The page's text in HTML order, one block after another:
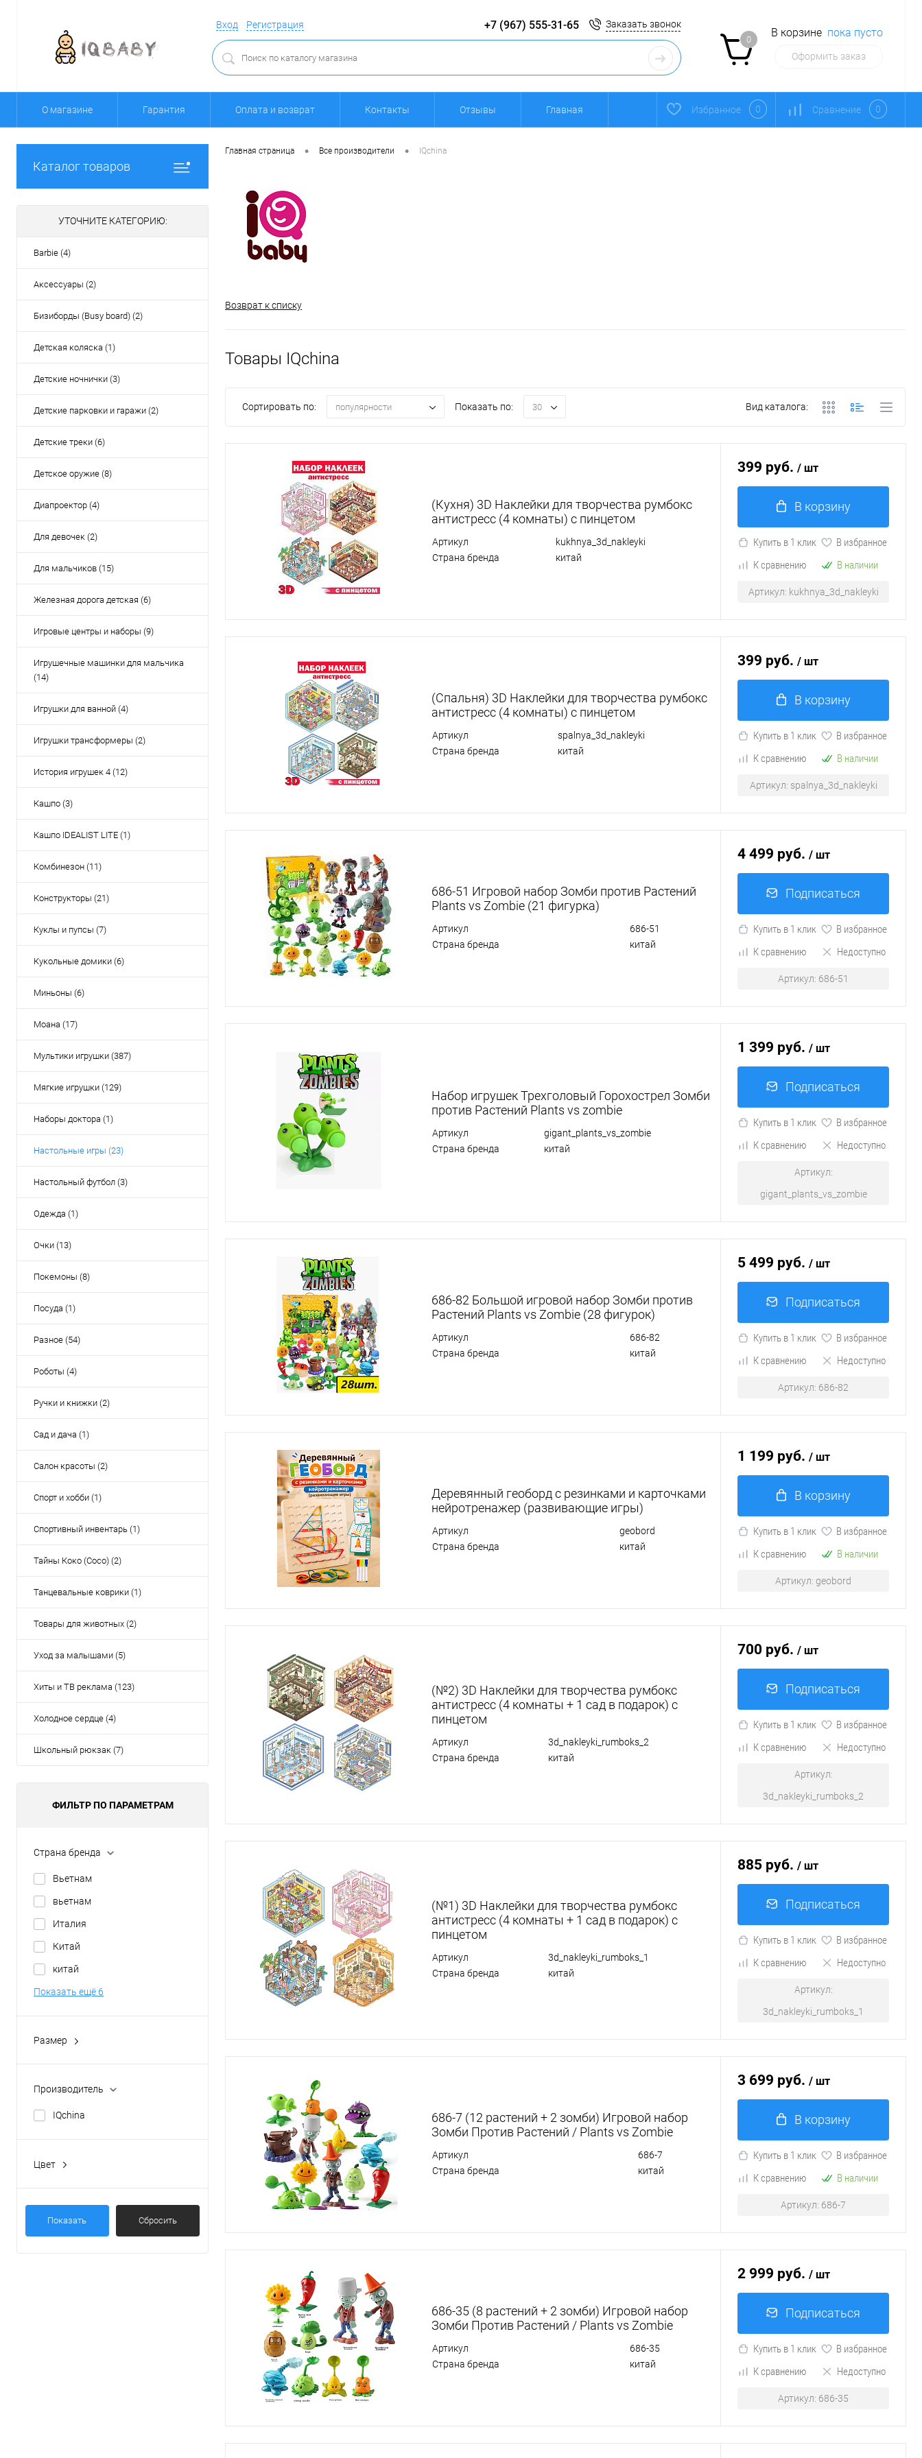
Вход Регистрация +7 (967) 555-31-65 Заказать звонок
0
В корзине пока пусто
Оформить заказ
О магазине Гарантия Оплата и возврат Контакты Отзывы Главная Избранное 0 Сравнение 0
Каталог товаров
УТОЧНИТЕ КАТЕГОРИЮ:
Barbie (4)
Аксессуары (2)
Бизиборды (Busy board) (2)
Детская коляска (1)
Детские ночнички (3)
Детские парковки и гаражи (2)
Детские треки (6)
Детское оружие (8)
Диапроектор (4)
Для девочек (2)
Для мальчиков (15)
Железная дорога детская (6)
Игровые центры и наборы (9)
Игрушечные машинки для мальчика
(14)
Игрушки для ванной (4)
Игрушки трансформеры (2)
История игрушек 4 (12)
Кашпо (3)
Кашпо IDEALIST LITE (1)
Комбинезон (11)
Конструкторы (21)
Куклы и пупсы (7)
Кукольные домики (6)
Миньоны (6)
Моана (17)
Мультики игрушки (387)
Мягкие игрушки (129)
Наборы доктора (1)
Настольные игры (23)
Настольный футбол (3)
Одежда (1)
Очки (13)
Покемоны (8)
Посуда (1)
Разное (54)
Роботы (4)
Ручки и книжки (2)
Сад и дача (1)
Салон красоты (2)
Спорт и хобби (1)
Спортивный инвентарь (1)
Тайны Коко (Coco) (2)
Танцевальные коврики (1)
Товары для животных (2)
Уход за малышами (5)
Хиты и ТВ реклама (123)
Холодное сердце (4)
Школьный рюкзак (7)
ФИЛЬТР ПО ПАРАМЕТРАМ
Страна бренда
Вьетнам
вьетнам
Италия
Китай
китай
Показать ещё 6
Размер
Производитель
IQchina
Цвет
Показать Сбросить
Главная страница • Все производители • IQchina
Возврат к списку
Товары IQchina
Сортировать по: популярности Показать по: 30 Вид каталога:
(Кухня) 3D Наклейки для творчества румбокс
антистресс (4 комнаты) с пинцетом
Артикул
kukhnya_3d_nakleyki
Страна бренда
китай
399 руб. / шт
В корзину
Купить в 1 клик
В избранное
К сравнению
В наличии
Артикул: kukhnya_3d_nakleyki
(Спальня) 3D Наклейки для творчества румбокс
антистресс (4 комнаты) с пинцетом
Артикул
spalnya_3d_nakleyki
Страна бренда
китай
399 руб. / шт
В корзину
Купить в 1 клик
В избранное
К сравнению
В наличии
Артикул: spalnya_3d_nakleyki
686-51 Игровой набор Зомби против Растений
Plants vs Zombie (21 фигурка)
Артикул
686-51
Страна бренда
китай
4 499 руб. / шт
Подписаться
Купить в 1 клик
В избранное
К сравнению
Недоступно
Артикул: 686-51
Набор игрушек Трехголовый Горохострел Зомби
против Растений Plants vs zombie
Артикул
gigant_plants_vs_zombie
Страна бренда
китай
1 399 руб. / шт
Подписаться
Купить в 1 клик
В избранное
К сравнению
Недоступно
Артикул:
gigant_plants_vs_zombie
686-82 Большой игровой набор Зомби против
Растений Plants vs Zombie (28 фигурок)
Артикул
686-82
Страна бренда
китай
5 499 руб. / шт
Подписаться
Купить в 1 клик
В избранное
К сравнению
Недоступно
Артикул: 686-82
Деревянный геоборд с резинками и карточками
нейротренажер (развивающие игры)
Артикул
geobord
Страна бренда
китай
1 199 руб. / шт
В корзину
Купить в 1 клик
В избранное
К сравнению
В наличии
Артикул: geobord
(№2) 3D Наклейки для творчества румбокс
антистресс (4 комнаты + 1 сад в подарок) с
пинцетом
Артикул
3d_nakleyki_rumboks_2
Страна бренда
китай
700 руб. / шт
Подписаться
Купить в 1 клик
В избранное
К сравнению
Недоступно
Артикул:
3d_nakleyki_rumboks_2
(№1) 3D Наклейки для творчества румбокс
антистресс (4 комнаты + 1 сад в подарок) с
пинцетом
Артикул
3d_nakleyki_rumboks_1
Страна бренда
китай
885 руб. / шт
Подписаться
Купить в 1 клик
В избранное
К сравнению
Недоступно
Артикул:
3d_nakleyki_rumboks_1
686-7 (12 растений + 2 зомби) Игровой набор
Зомби Против Растений / Plants vs Zombie
Артикул
686-7
Страна бренда
китай
3 699 руб. / шт
В корзину
Купить в 1 клик
В избранное
К сравнению
В наличии
Артикул: 686-7
686-35 (8 растений + 2 зомби) Игровой набор
Зомби Против Растений / Plants vs Zombie
Артикул
686-35
Страна бренда
китай
2 999 руб. / шт
Подписаться
Купить в 1 клик
В избранное
К сравнению
Недоступно
Артикул: 686-35